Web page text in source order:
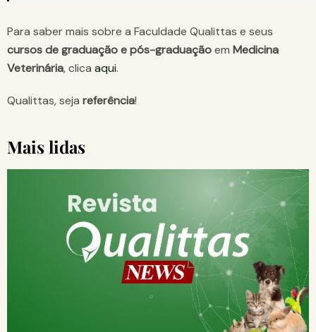
Para saber mais sobre a Faculdade Qualittas e seus
cursos de graduação e pós-graduaçãoem Medicina
Veterinária, clica aqui.
Qualittas, seja referência!
Mais lidas